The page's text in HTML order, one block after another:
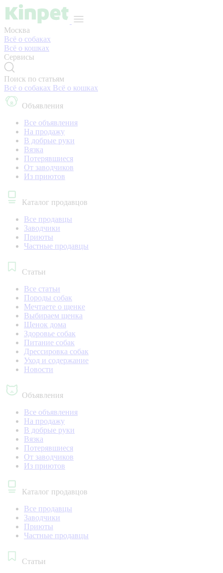
Москва
Всё о собаках
Всё о кошках
Сервисы
Поиск по статьям
Всё о собаках Всё о кошках
Объявления
Все объявления
На продажу
В добрые руки
Вязка
Потерявшиеся
От заводчиков
Из приютов
Каталог продавцов
Все продавцы
Заводчики
Приюты
Частные продавцы
Статьи
Все статьи
Породы собак
Мечтаете о щенке
Выбираем щенка
Щенок дома
Здоровье собак
Питание собак
Дрессировка собак
Уход и содержание
Новости
Объявления
Все объявления
На продажу
В добрые руки
Вязка
Потерявшиеся
От заводчиков
Из приютов
Каталог продавцов
Все продавцы
Заводчики
Приюты
Частные продавцы
Статьи